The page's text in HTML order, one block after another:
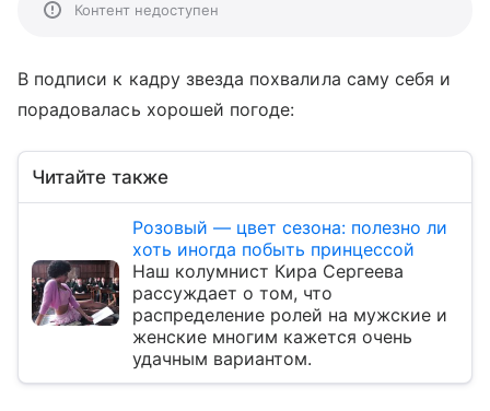
Контент недоступен
В подписи к кадру звезда похвалила саму себя и
порадовалась хорошей погоде:
Читайте также
Розовый — цвет сезона: полезно ли
хоть иногда побыть принцессой
Наш колумнист Кира Сергеева
рассуждает о том, что
распределение ролей на мужские и
женские многим кажется очень
удачным вариантом.